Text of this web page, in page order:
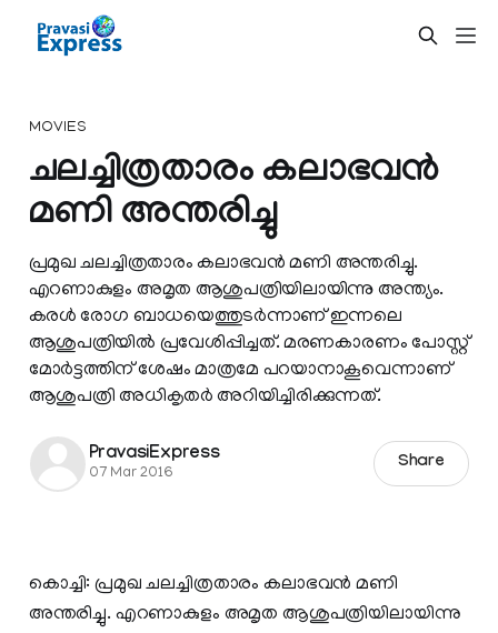
MOVIES
ചലച്ചിത്രതാരം കലാഭവന്‍
മണി അന്തരിച്ചു
പ്രമുഖ ചലച്ചിത്രതാരം കലാഭവന്‍ മണി അന്തരിച്ചു.
എറണാകുളം അമൃത ആശുപത്രിയിലായിന്നു അന്ത്യം.
കരള്‍ രോഗ ബാധയെത്തുടര്‍ന്നാണ് ഇന്നലെ
ആശുപത്രിയില്‍ പ്രവേശിപ്പിച്ചത്. മരണകാരണം പോസ്റ്റ്
മോര്‍ട്ടത്തിന് ശേഷം മാത്രമേ പറയാനാകൂവെന്നാണ്
ആശുപത്രി അധികൃതര്‍ അറിയിച്ചിരിക്കുന്നത്.
PravasiExpress
07 Mar 2016
Share
കൊച്ചി: പ്രമുഖ ചലച്ചിത്രതാരം കലാഭവന്‍ മണി
അന്തരിച്ചു. എറണാകുളം അമൃത ആശുപത്രിയിലായിന്നു